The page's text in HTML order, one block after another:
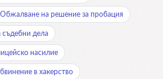
Обжалване на решение за пробация
съдебни дела
насилие
в хакерство